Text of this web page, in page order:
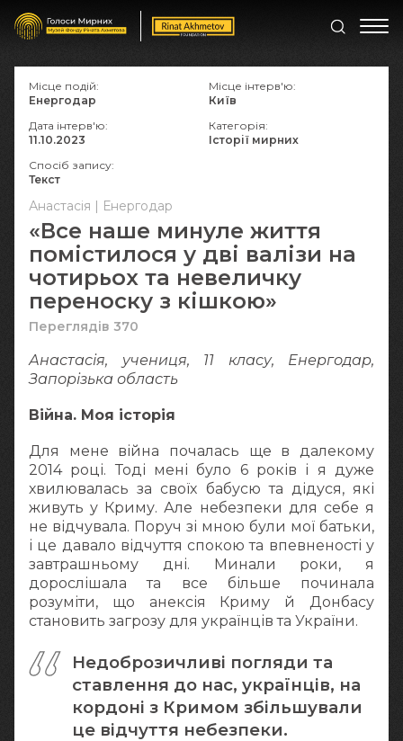
Анастасія | Енергодар
«Все наше минуле життя
помістилося у дві валізи на
чотирьох та невеличку
переноску з кішкою»
Переглядів 370
Анастасія, учениця, 11 класу, Енергодар,
Запорізька область
Війна. Моя історія
Для мене війна почалась ще в далекому
2014 році. Тоді мені було 6 років і я дуже
хвилювалась за своїх бабусю та дідуся, які
живуть у Криму. Але небезпеки для себе я
не відчувала. Поруч зі мною були мої батьки,
і це давало відчуття спокою та впевненості у
завтрашньому дні. Минали роки, я
дорослішала та все більше починала
розуміти, що анексія Криму й Донбасу
становить загрозу для українців та України.
Недоброзичливі погляди та
ставлення до нас, українців, на
кордоні з Кримом збільшували
це відчуття небезпеки.
Місце подій:
Енергодар
Місце інтерв'ю:
Київ
Дата інтерв'ю:
11.10.2023
Категорія:
Історії мирних
Спосіб запису:
Текст